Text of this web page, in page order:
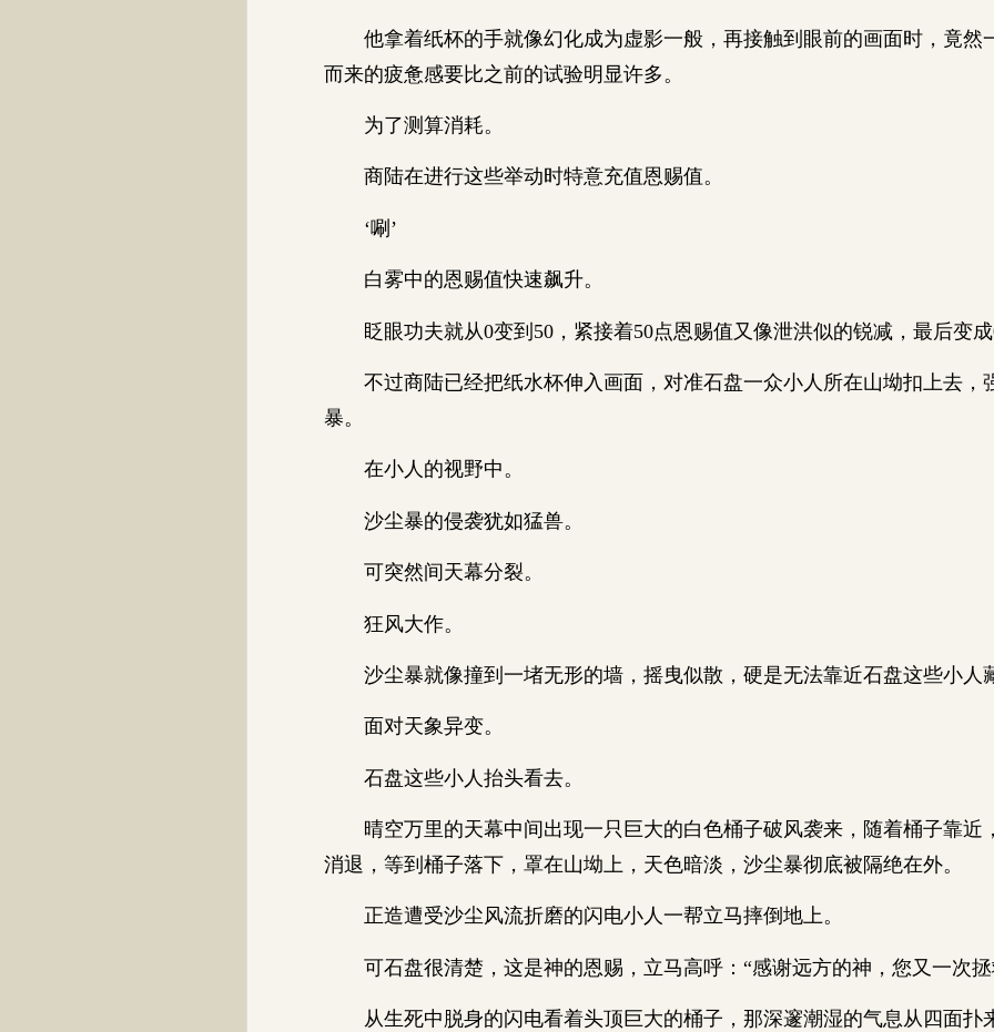
他拿着纸杯的手就像幻化成为虚影一般，再接触到眼前的画面时，竟然
而来的疲惫感要比之前的试验明显许多。
为了测算消耗。
商陆在进行这些举动时特意充值恩赐值。
‘唰’
白雾中的恩赐值快速飙升。
眨眼功夫就从0变到50，紧接着50点恩赐值又像泄洪似的锐减，最后变
不过商陆已经把纸水杯伸入画面，对准石盘一众小人所在山坳扣上去，
暴。
在小人的视野中。
沙尘暴的侵袭犹如猛兽。
可突然间天幕分裂。
狂风大作。
沙尘暴就像撞到一堵无形的墙，摇曳似散，硬是无法靠近石盘这些小人
面对天象异变。
石盘这些小人抬头看去。
晴空万里的天幕中间出现一只巨大的白色桶子破风袭来，随着桶子靠近
消退，等到桶子落下，罩在山坳上，天色暗淡，沙尘暴彻底被隔绝在外。
正造遭受沙尘风流折磨的闪电小人一帮立马摔倒地上。
可石盘很清楚，这是神的恩赐，立马高呼：“感谢远方的神，您又一次拯
从生死中脱身的闪电看着头顶巨大的桶子，那深邃潮湿的气息从四面扑